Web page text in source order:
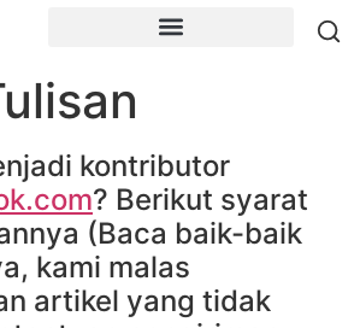
kontributor
? Berikut syarat
(Baca baik-baik
kami malas
artikel yang tidak